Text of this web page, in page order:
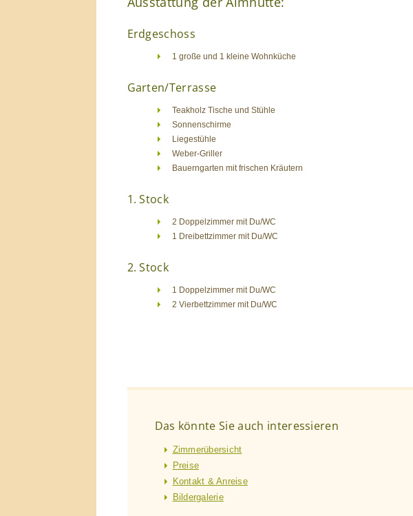
Erdgeschoss
1 große und 1 kleine Wohnküche
Garten/Terrasse
Teakholz Tische und Stühle
Sonnenschirme
Liegestühle
Weber-Griller
Bauerngarten mit frischen Kräutern
1. Stock
2 Doppelzimmer mit Du/WC
1 Dreibettzimmer mit Du/WC
2. Stock
1 Doppelzimmer mit Du/WC
2 Vierbettzimmer mit Du/WC
Das könnte Sie auch interessieren
Zimmerübersicht
Preise
Kontakt & Anreise
Bildergalerie